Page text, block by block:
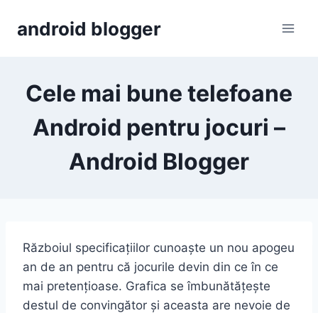
android blogger
Cele mai bune telefoane
Android pentru jocuri –
Android Blogger
Războiul specificațiilor cunoaște un nou apogeu
an de an pentru că jocurile devin din ce în ce
mai pretențioase. Grafica se îmbunătățește
destul de convingător și aceasta are nevoie de